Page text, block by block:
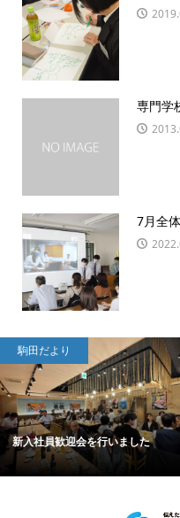
専門学
7月全
駒田だより
新入社員歓迎会を行いました